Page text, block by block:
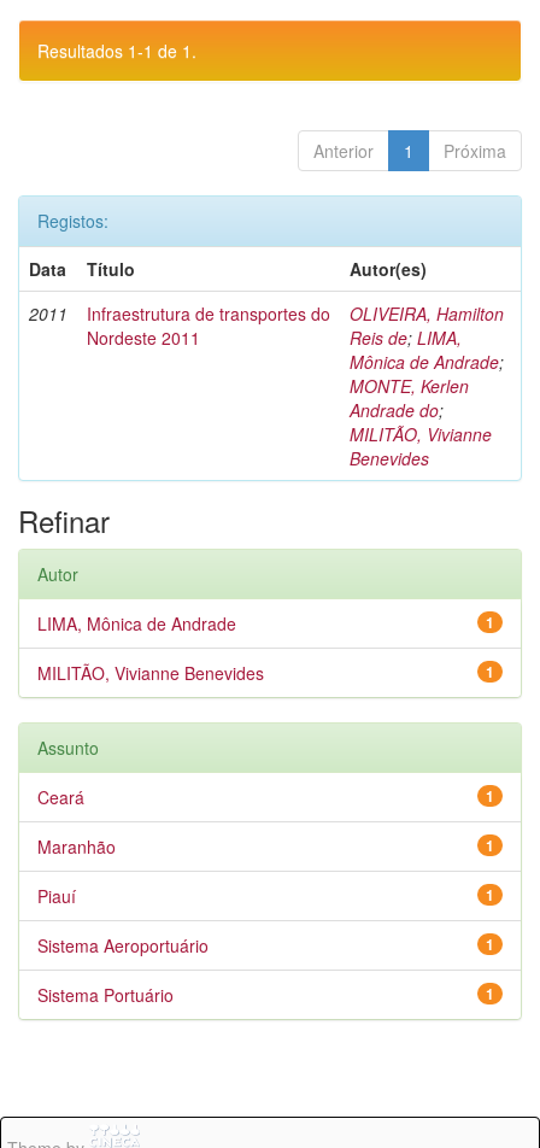
Resultados 1-1 de 1.
Anterior 1 Próxima
Registos:
Data
Título
Autor(es)
2011
Infraestrutura de transportes do
Nordeste 2011
OLIVEIRA, Hamilton
Reis de; LIMA,
Mônica de Andrade;
MONTE, Kerlen
Andrade do;
MILITÃO, Vivianne
Benevides
Refinar
Autor
1
LIMA, Mônica de Andrade
1
MILITÃO, Vivianne Benevides
Assunto
1
Ceará
1
Maranhão
1
Piauí
1
Sistema Aeroportuário
1
Sistema Portuário